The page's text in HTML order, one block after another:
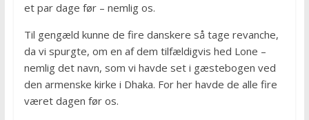
et par dage før – nemlig os.
Til gengæld kunne de fire danskere så tage revanche,
da vi spurgte, om en af dem tilfældigvis hed Lone –
nemlig det navn, som vi havde set i gæstebogen ved
den armenske kirke i Dhaka. For her havde de alle fire
været dagen før os.